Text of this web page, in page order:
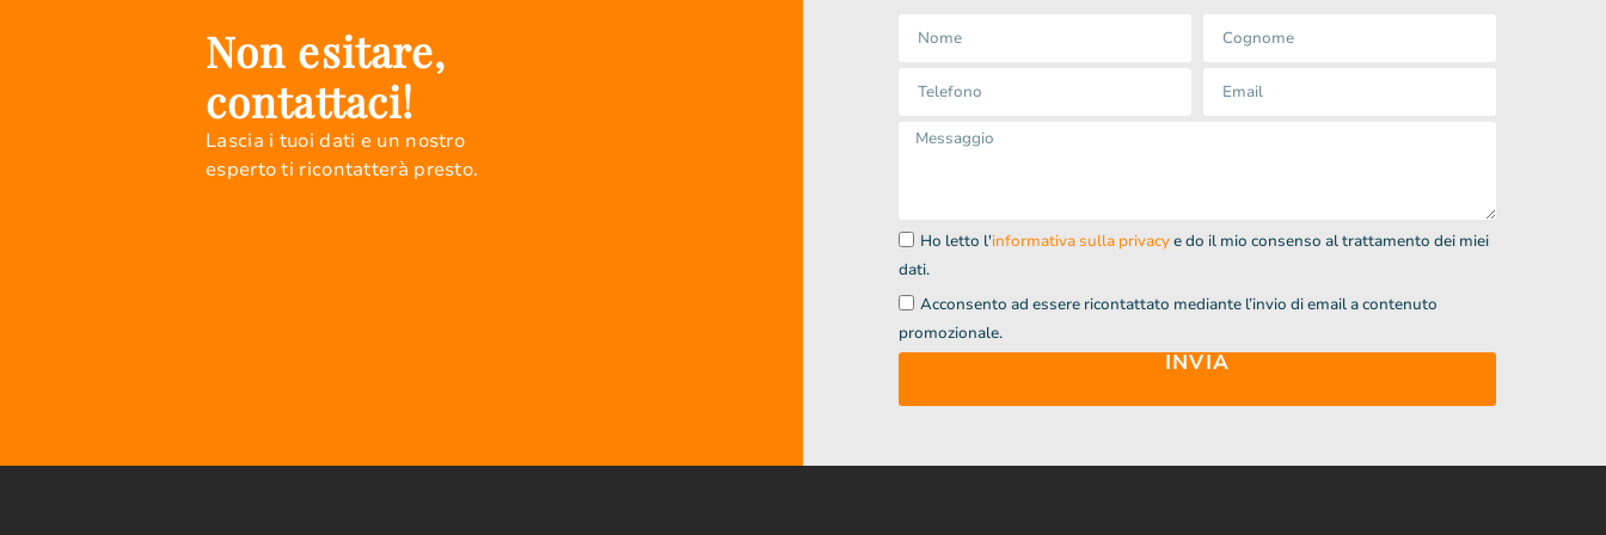
Non esitare,
contattaci!
Lascia i tuoi dati e un nostro
esperto ti ricontatterà presto.
Ho letto l'informativa sulla privacye do il mio consenso al trattamento dei miei
dati.
Acconsento ad essere ricontattato mediante l’invio di email a contenuto
promozionale.
INVIA